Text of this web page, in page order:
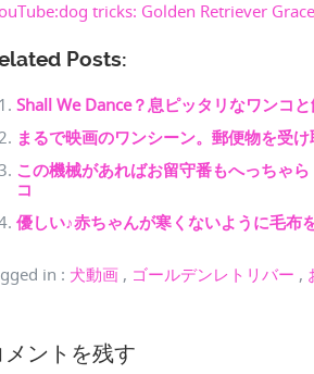
tricks: Golden Retriever
Posts:
Shall We Dance？息ピッタリなワンコ
まるで映画のワンシーン。郵便物を受
この機械があればお留守番もへっちゃ
コ
優しい♪赤ちゃんが寒くないように毛布
in : 犬動画 , ゴールデンレトリバー ,
メントを残す